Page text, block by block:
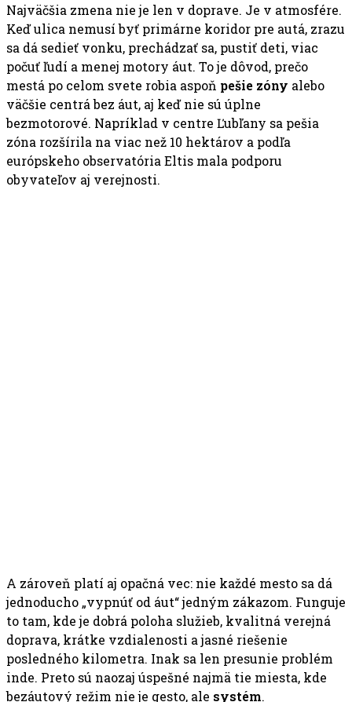
Najväčšia zmena nie je len v doprave. Je v atmosfére.
Keď ulica nemusí byť primárne koridor pre autá, zrazu
sa dá sedieť vonku, prechádzať sa, pustiť deti, viac
počuť ľudí a menej motory áut. To je dôvod, prečo
mestá po celom svete robia aspoň pešie zóny alebo
väčšie centrá bez áut, aj keď nie sú úplne
bezmotorové. Napríklad v centre Ľubľany sa pešia
zóna rozšírila na viac než 10 hektárov a podľa
európskeho observatória Eltis mala podporu
obyvateľov aj verejnosti.
A zároveň platí aj opačná vec: nie každé mesto sa dá
jednoducho „vypnúť od áut“ jedným zákazom. Funguje
to tam, kde je dobrá poloha služieb, kvalitná verejná
doprava, krátke vzdialenosti a jasné riešenie
posledného kilometra. Inak sa len presunie problém
inde. Preto sú naozaj úspešné najmä tie miesta, kde
bezáutový režim nie je gesto, ale systém.